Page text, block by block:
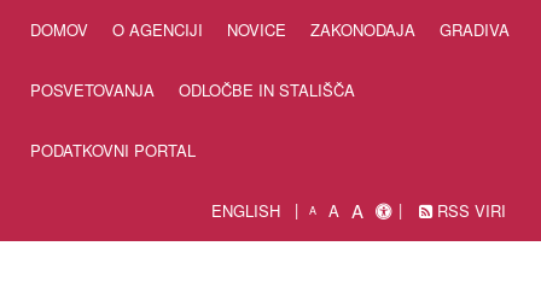
DOMOV O AGENCIJI NOVICE ZAKONODAJA GRADIVA
POSVETOVANJA ODLOČBE IN STALIŠČA
PODATKOVNI PORTAL
ENGLISH A A A RSS VIRI